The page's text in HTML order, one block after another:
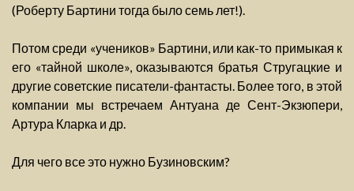
(Роберту Бартини тогда было семь лет!).
Потом среди «учеников» Бартини, или как-то примыкая к
его «тайной школе», оказываются братья Стругацкие и
другие советские писатели-фантасты. Более того, в этой
компании мы встречаем Антуана де Сент-Экзюпери,
Артура Кларка и др.
Для чего все это нужно Бузиновским?